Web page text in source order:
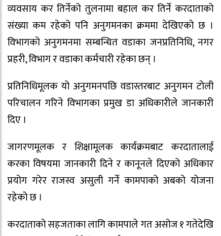
व्यवसाय कर तिर्नेको तुलनामा बहाल कर तिर्ने करदाताको
संख्या कम रहेको पनि अनुगमनका क्रममा देखिएको छ ।
विभागको अनुगमनमा सम्बन्धित वडाका जनप्रतिनिधि, नगर
प्रहरी, विभाग र वडाका कर्मचारी रहेका छन् ।
प्रतिनिधिमूलक यो अनुगमनपछि वडास्तरबाट अनुगमन टोली
परिचालन गरिने विभागका प्रमुख डा अधिकारीले जानकारी
दिए ।
जागरणमूलक र शिक्षामूलक कार्यक्रमबाट करदातालाई
करका विषयमा जानकारी दिने र कानूनले दिएको अधिकार
प्रयोग गरेर राजस्व असुली गर्ने कामपाको अबको योजना
रहेको छ ।
करदाताको सहजताका लागि कामपाले गत असोज १ गतेदेखि